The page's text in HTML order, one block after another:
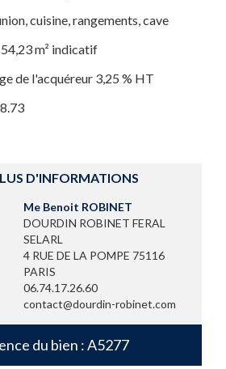
cuisine, rangements, cave
m² indicatif
de l'acquéreur 3,25 % HT
D'INFORMATIONS
Me Benoit ROBINET
DOURDIN ROBINET FERAL
SELARL
4 RUE DE LA POMPE 75116
PARIS
06.74.17.26.60
contact@dourdin-robinet.com
du bien : A5277